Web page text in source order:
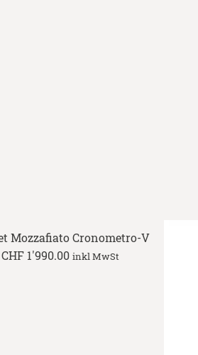
Mozzafiato Cronometro-V
CHF 1'990.00 inkl MwSt